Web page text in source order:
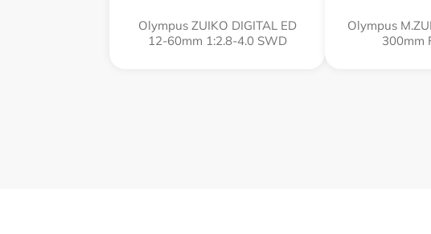
Olympus ZUIKO DIGITAL ED
12-60mm 1:2.8-4.0 SWD
Olympus
300mm